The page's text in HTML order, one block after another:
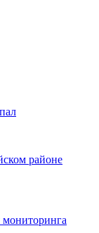
районе
мониторинга